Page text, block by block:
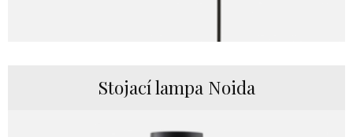
Stojací lampa Noida